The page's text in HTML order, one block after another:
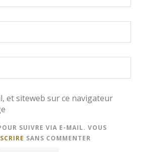
et siteweb sur ce navigateur
SUIVRE VIA E-MAIL. VOUS
SANS COMMENTER